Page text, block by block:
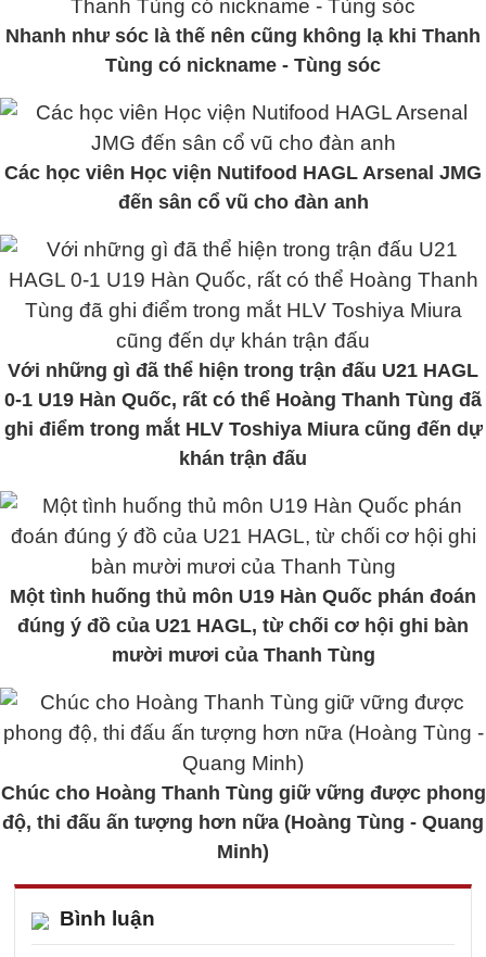
Nhanh như sóc là thế nên cũng không lạ khi Thanh
Tùng có nickname - Tùng sóc
Các học viên Học viện Nutifood HAGL Arsenal JMG
đến sân cổ vũ cho đàn anh
Với những gì đã thể hiện trong trận đấu U21 HAGL
0-1 U19 Hàn Quốc, rất có thể Hoàng Thanh Tùng đã
ghi điểm trong mắt HLV Toshiya Miura cũng đến dự
khán trận đấu
Một tình huống thủ môn U19 Hàn Quốc phán đoán
đúng ý đồ của U21 HAGL, từ chối cơ hội ghi bàn
mười mươi của Thanh Tùng
Chúc cho Hoàng Thanh Tùng giữ vững được phong
độ, thi đấu ấn tượng hơn nữa (Hoàng Tùng - Quang
Minh)
Bình luận